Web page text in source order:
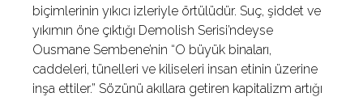
biçimlerinin yıkıcı izleriyle örtülüdür. Suç, şiddet ve
yıkımın öne çıktığı Demolish Serisi’ndeyse
Ousmane Sembene’nin “O büyük binaları,
caddeleri, tünelleri ve kiliseleri insan etinin üzerine
inşa ettiler.” Sözünü akıllara getiren kapitalizm artığı